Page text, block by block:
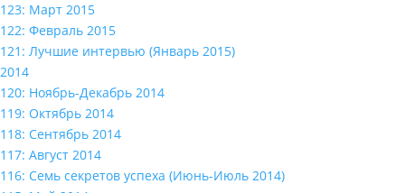
123: Март 2015
122: Февраль 2015
121: Лучшие интервью (Январь 2015)
2014
120: Ноябрь-Декабрь 2014
119: Октябрь 2014
118: Сентябрь 2014
117: Август 2014
116: Семь секретов успеха (Июнь-Июль 2014)